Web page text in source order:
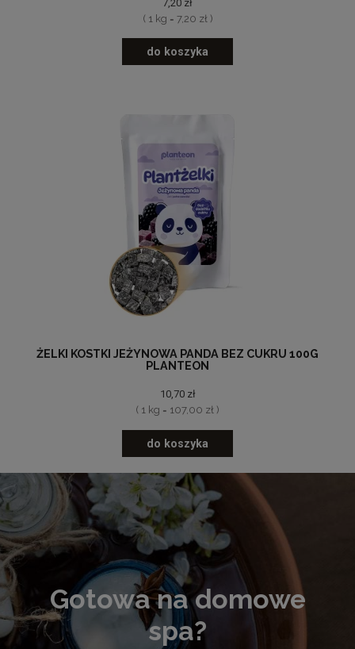
7,20 zł
( 1 kg = 7,20 zł )
do koszyka
ŻELKI KOSTKI JEŻYNOWA PANDA BEZ CUKRU 100G
PLANTEON
10,70 zł
( 1 kg = 107,00 zł )
do koszyka
Gotowa na domowe
spa?